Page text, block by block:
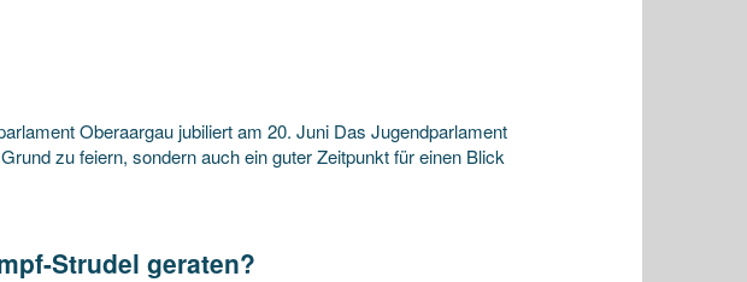
Oberaargau jubiliert am 20. Juni Das Jugendparlament
zu feiern, sondern auch ein guter Zeitpunkt für einen Blick
Strudel geraten?